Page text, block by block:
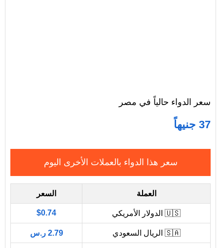
سعر الدواء حالياً في مصر
37 جنيهاً
سعر هذا الدواء بالعملات الأخرى اليوم
العملة السعر
🇺🇸 الدولار الأمريكي $0.74
🇸🇦 الريال السعودي 2.79 ر.س